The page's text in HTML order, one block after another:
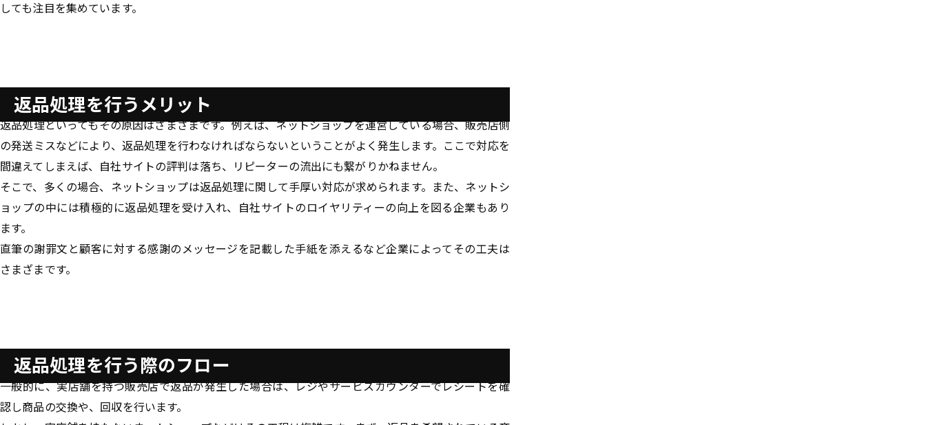
しても注目を集めています。
返品処理を行うメリット
返品処理といってもその原因はさまざまです。例えば、ネットショップを運営している場合、販売店側
の発送ミスなどにより、返品処理を行わなければならないということがよく発生します。ここで対応を
間違えてしまえば、自社サイトの評判は落ち、リピーターの流出にも繋がりかねません。
そこで、多くの場合、ネットショップは返品処理に関して手厚い対応が求められます。また、ネットシ
ョップの中には積極的に返品処理を受け入れ、自社サイトのロイヤリティーの向上を図る企業もあり
ます。
直筆の謝罪文と顧客に対する感謝のメッセージを記載した手紙を添えるなど企業によってその工夫は
さまざまです。
返品処理を行う際のフロー
一般的に、実店舗を持つ販売店で返品が発生した場合は、レジやサービスカウンターでレシートを確
認し商品の交換や、回収を行います。